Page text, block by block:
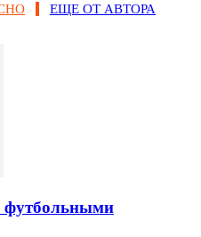
ЕЩЕ ОТ АВТОРА
футбольными